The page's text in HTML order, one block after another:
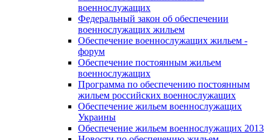
военнослужащих
Федеральный закон об обеспечении
военнослужащих жильем
Обеспечение военнослужащих жильем -
форум
Обеспечение постоянным жильем
военнослужащих
Программа по обеспечению постоянным
жильем российских военнослужащих
Обеспечение жильем военнослужащих
Украины
Обеспечение жильем военнослужащих 2013